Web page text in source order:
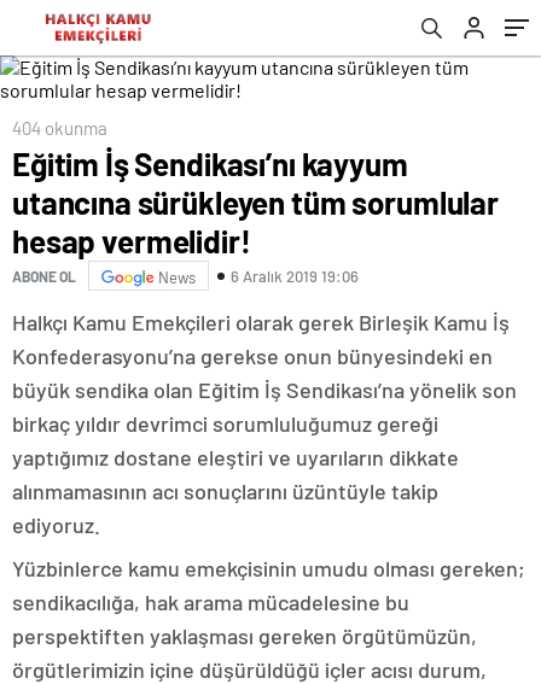
vermelidir!
404 okunma
Eğitim İş Sendikası’nı kayyum
utancına sürükleyen tüm sorumlular
hesap vermelidir!
ABONE OL News 6 Aralık 2019 19:06
Halkçı Kamu Emekçileri olarak gerek Birleşik Kamu İş
Konfederasyonu’na gerekse onun bünyesindeki en
büyük sendika olan Eğitim İş Sendikası’na yönelik son
birkaç yıldır devrimci sorumluluğumuz gereği
yaptığımız dostane eleştiri ve uyarıların dikkate
alınmamasının acı sonuçlarını üzüntüyle takip
ediyoruz.
Yüzbinlerce kamu emekçisinin umudu olması gereken;
sendikacılığa, hak arama mücadelesine bu
perspektiften yaklaşması gereken örgütümüzün,
örgütlerimizin içine düşürüldüğü içler acısı durum,
Başkanlığı’na Dair…